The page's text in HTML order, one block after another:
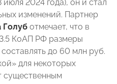
2024 года), он и стал
изменений. Партнер
Голуб отмечает, что в
КоАП РФ размеры
до 60 млн руб.
для некоторых
существенным